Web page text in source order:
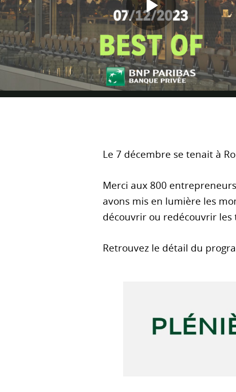
"
Le 7 décembre se tenait à
Merci aux 800
avons mis en lumière les
découvrir ou redécouvrir
Retrouvez le détail du